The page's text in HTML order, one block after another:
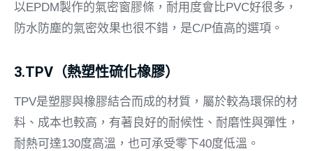
以EPDM製作的氣密窗膠條，耐用度會比PVC好很多，
防水防塵的氣密效果也很不錯，是C/P值高的選項。
3.TPV（熱塑性硫化橡膠）
TPV是塑膠與橡膠結合而成的材質，屬於較為環保的材
料、成本也較高，有著良好的耐候性、耐磨性與彈性，
耐熱可達130度高溫，也可承受零下40度低溫。